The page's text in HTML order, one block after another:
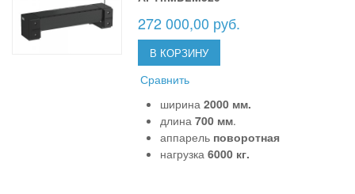
272 000,00 руб.
В КОРЗИНУ
Сравнить
ширина2000 мм.
длина700 мм.
аппарель поворотная
нагрузка6000 кг.